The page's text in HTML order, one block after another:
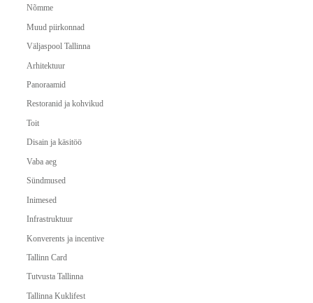
Nõmme
Muud piirkonnad
Väljaspool Tallinna
Arhitektuur
Panoraamid
Restoranid ja kohvikud
Toit
Disain ja käsitöö
Vaba aeg
Sündmused
Inimesed
Infrastruktuur
Konverents ja incentive
Tallinn Card
Tutvusta Tallinna
Tallinna Kuklifest